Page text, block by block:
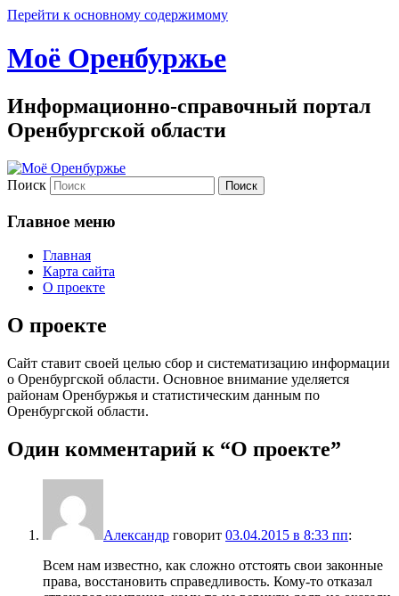
Перейти к основному содержимому
Моё Оренбуржье
Информационно-справочный портал
Оренбургской области
Поиск
Главное меню
Главная
Карта сайта
О проекте
О проекте
Сайт ставит своей целью сбор и систематизацию информации
о Оренбургской области. Основное внимание уделяется
районам Оренбуржья и статистическим данным по
Оренбургской области.
Один комментарий к “О проекте”
Александр говорит 03.04.2015 в 8:33 пп:
Всем нам известно, как сложно отстоять свои законные
права, восстановить справедливость. Кому-то отказал